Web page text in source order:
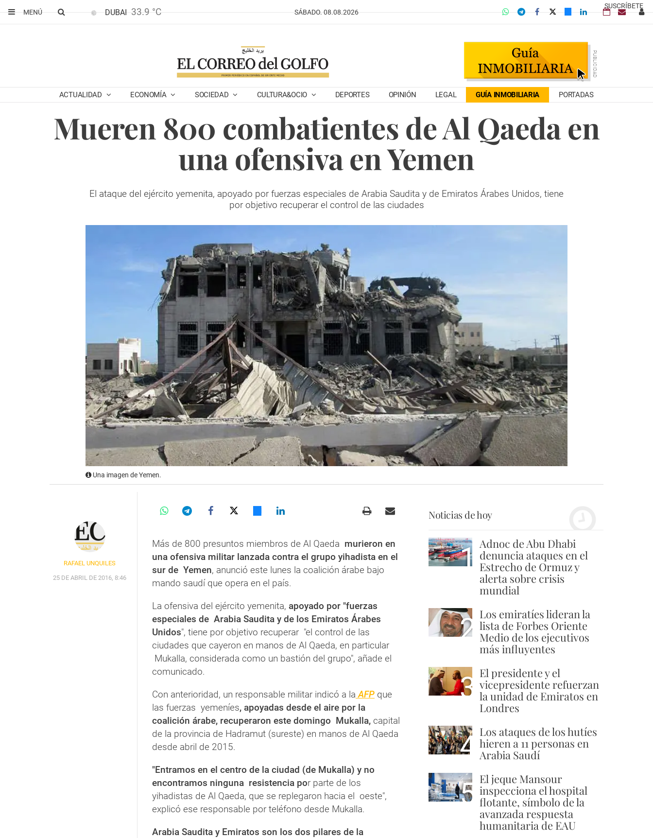
SUSCRÍBETE
MENÚ
DUBAI 33.9 °C SÁBADO. 08.08.2026
ACTUALIDAD ECONOMÍA SOCIEDAD CULTURA&OCIO DEPORTES OPINIÓN LEGAL GUÍA INMOBILIARIA PORTADAS
Mueren 800 combatientes de Al Qaeda en
una ofensiva en Yemen
El ataque del ejército yemenita, apoyado por fuerzas especiales de Arabia Saudita y de Emiratos Árabes Unidos, tiene
por objetivo recuperar el control de las ciudades
Una imagen de Yemen.
RAFAEL UNQUILES
25 DE ABRIL DE 2016, 8:46
Más de 800 presuntos miembros de Al Qaeda murieron en
una ofensiva militar lanzada contra el grupo yihadista en el
sur de Yemen, anunció este lunes la coalición árabe bajo
mando saudí que opera en el país.
La ofensiva del ejército yemenita, apoyado por "fuerzas
especiales de Arabia Saudita y de los Emiratos Árabes
Unidos", tiene por objetivo recuperar "el control de las
ciudades que cayeron en manos de Al Qaeda, en particular
Mukalla, considerada como un bastión del grupo", añade el
comunicado.
Con anterioridad, un responsable militar indicó a la AFP que
las fuerzas yemeníes, apoyadas desde el aire por la
coalición árabe, recuperaron este domingo Mukalla, capital
de la provincia de Hadramut (sureste) en manos de Al Qaeda
desde abril de 2015.
"Entramos en el centro de la ciudad (de Mukalla) y no
encontramos ninguna resistencia por parte de los
yihadistas de Al Qaeda, que se replegaron hacia el oeste",
explicó ese responsable por teléfono desde Mukalla.
Arabia Saudita y Emiratos son los dos pilares de la
Noticias de hoy
1 Adnoc de Abu Dhabi
denuncia ataques en el
Estrecho de Ormuz y
alerta sobre crisis
mundial
2 Los emiratíes lideran la
lista de Forbes Oriente
Medio de los ejecutivos
más influyentes
3 El presidente y el
vicepresidente refuerzan
la unidad de Emiratos en
Londres
4 Los ataques de los hutíes
hieren a 11 personas en
Arabia Saudí
5 El jeque Mansour
inspecciona el hospital
flotante, símbolo de la
avanzada respuesta
humanitaria de EAU